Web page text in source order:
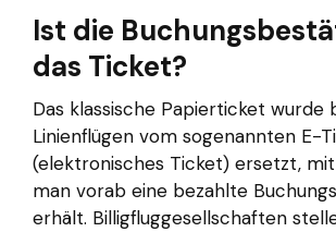
Ist die
das Ticket?
Das klassische Papierticket wurde
Linienflügen vom sogenannten E-
(elektronisches Ticket) ersetzt,
man vorab eine bezahlte
erhält. Billigfluggesellschaften